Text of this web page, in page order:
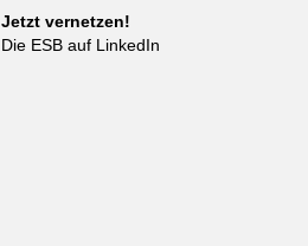
Jetzt vernetzen!
Die ESB auf LinkedIn